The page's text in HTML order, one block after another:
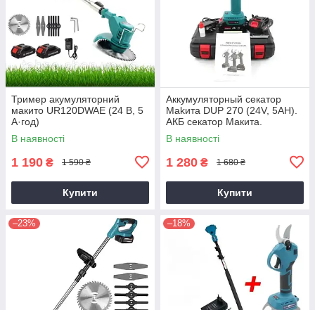
Тример акумуляторний
макито UR120DWAE (24 В, 5
А·год)
В наявності
1 190 ₴ 1 590 ₴
Купити
Аккумуляторный секатор
Makита DUP 270 (24V, 5AH).
АКБ секатор Макита.
Электросекатор
В наявності
1 280 ₴ 1 680 ₴
Купити
–23% –18%